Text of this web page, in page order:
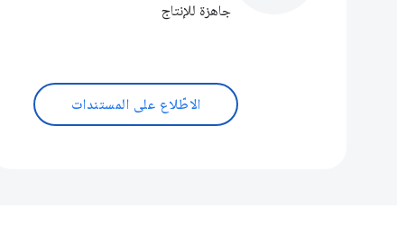
جاهزة للإنتاج
الاطّلاع على المستندات